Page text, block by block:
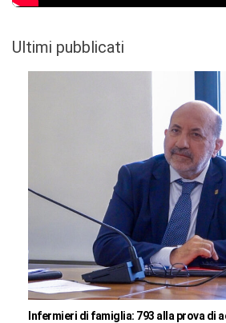
Ultimi pubblicati
Infermieri di famiglia: 793 alla prova di